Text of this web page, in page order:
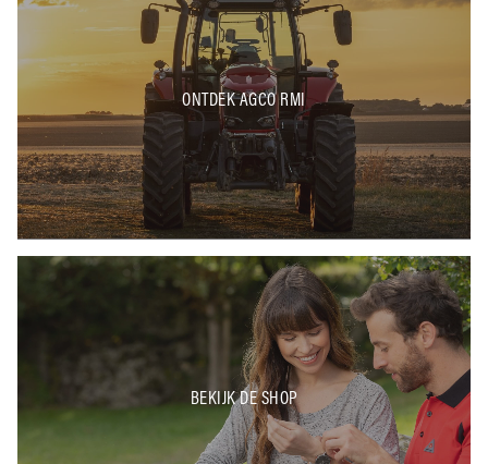
ONTDEK AGCO RMI
BEKIJK DE SHOP